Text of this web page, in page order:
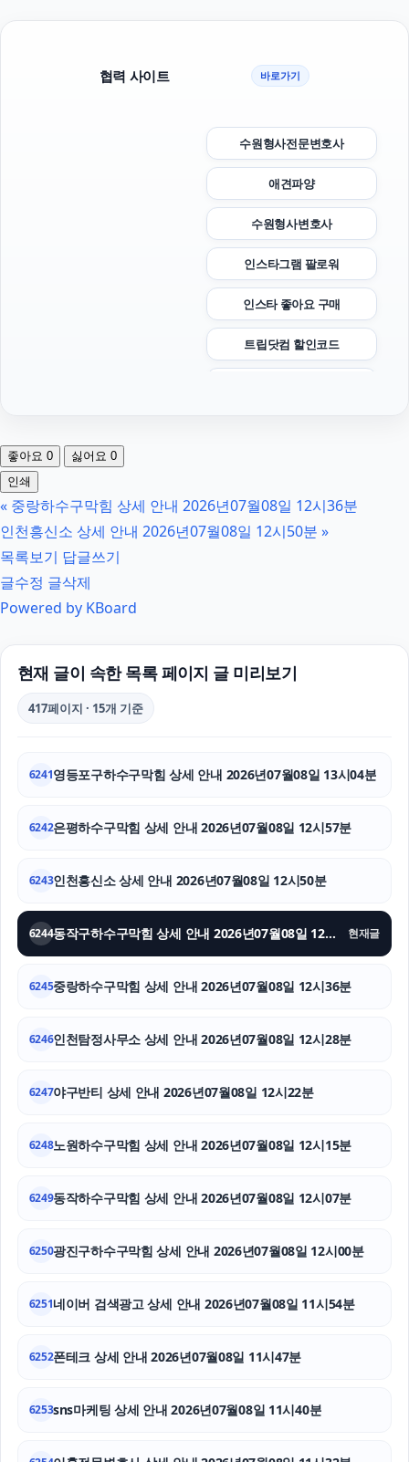
협력 사이트 바로가기
수원형사전문변호사
애견파양
수원형사변호사
인스타그램 팔로워
인스타 좋아요 구매
트립닷컴 할인코드
트립닷컴할인코드
서초성범죄변호사
서울이혼변호사
남양주변호사
안산피부과
서초하수구막힘
이혼변호사
좋아요 0 싫어요 0
인쇄
« 중랑하수구막힘 상세 안내 2026년07월08일 12시36분
인천흥신소 상세 안내 2026년07월08일 12시50분 »
목록보기 답글쓰기
글수정 글삭제
Powered by KBoard
현재 글이 속한 목록 페이지 글 미리보기
417페이지 · 15개 기준
6241영등포구하수구막힘 상세 안내 2026년07월08일 13시04분
6242은평하수구막힘 상세 안내 2026년07월08일 12시57분
6243인천흥신소 상세 안내 2026년07월08일 12시50분
6244 동작구하수구막힘 상세 안내 2026년07월08일 12시43분 현재글
6245중랑하수구막힘 상세 안내 2026년07월08일 12시36분
6246인천탐정사무소 상세 안내 2026년07월08일 12시28분
6247야구반티 상세 안내 2026년07월08일 12시22분
6248노원하수구막힘 상세 안내 2026년07월08일 12시15분
6249동작하수구막힘 상세 안내 2026년07월08일 12시07분
6250광진구하수구막힘 상세 안내 2026년07월08일 12시00분
6251네이버 검색광고 상세 안내 2026년07월08일 11시54분
6252폰테크 상세 안내 2026년07월08일 11시47분
6253sns마케팅 상세 안내 2026년07월08일 11시40분